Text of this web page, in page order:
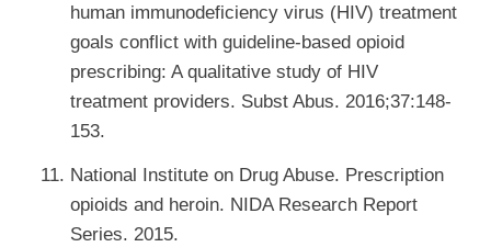
human immunodeficiency virus (HIV) treatment
goals conflict with guideline-based opioid
prescribing: A qualitative study of HIV
treatment providers. Subst Abus. 2016;37:148-
153.
National Institute on Drug Abuse. Prescription
opioids and heroin. NIDA Research Report
Series. 2015.